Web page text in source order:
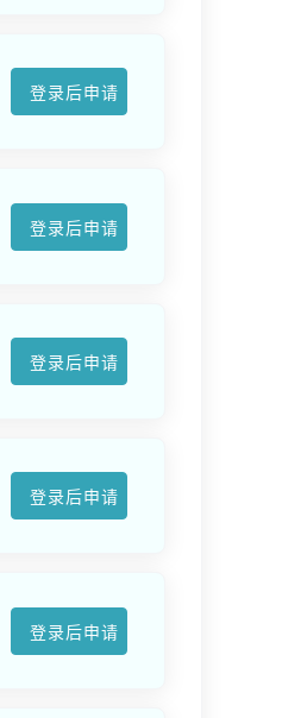
登录后申请
登录后申请
登录后申请
登录后申请
登录后申请